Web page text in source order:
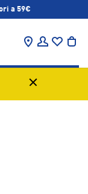
a 59€
Trova negozio
Accedi